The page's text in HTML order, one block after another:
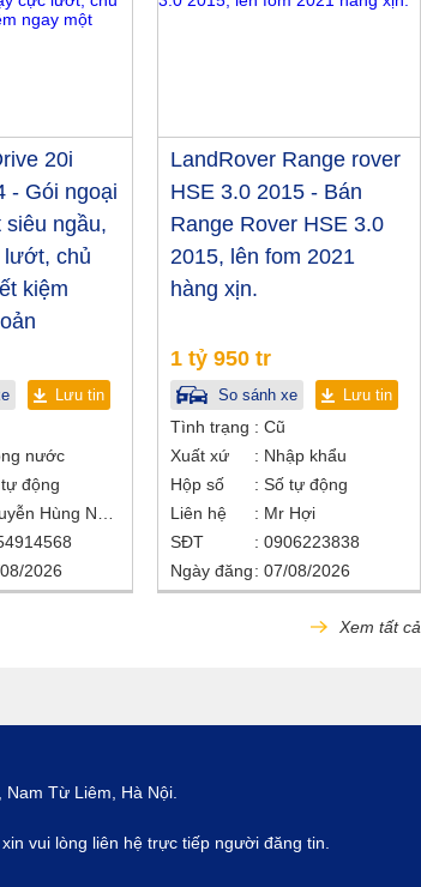
20i
- Gói ngoại
siêu ngầu,
lướt, chủ
kiệm
Lưu tin
nước
động
2026
LandRover Range rover
HSE 3.0 2015 - Bán
Range Rover HSE 3.0
2015, lên fom 2021
hàng xịn.
1 tỷ 950 tr
So sánh xe Lưu tin
Tình trạng
Cũ
Xuất xứ
Nhập khẩu
Hộp số
Số tự động
Liên hệ
Mr Hợi
SĐT
0906223838
Ngày đăng
07/08/2026
Xem tất cả
Từ Liêm, Hà Nội.
vui lòng liên hệ trực tiếp người đăng tin.